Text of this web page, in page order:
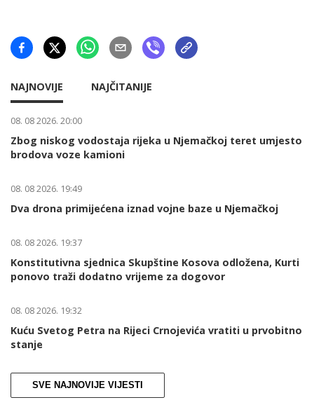
NAJNOVIJE NAJČITANIJE
08. 08 2026. 20:00
Zbog niskog vodostaja rijeka u Njemačkoj teret umjesto
brodova voze kamioni
08. 08 2026. 19:49
Dva drona primijećena iznad vojne baze u Njemačkoj
08. 08 2026. 19:37
Konstitutivna sjednica Skupštine Kosova odložena, Kurti
ponovo traži dodatno vrijeme za dogovor
08. 08 2026. 19:32
Kuću Svetog Petra na Rijeci Crnojevića vratiti u prvobitno
stanje
SVE NAJNOVIJE VIJESTI